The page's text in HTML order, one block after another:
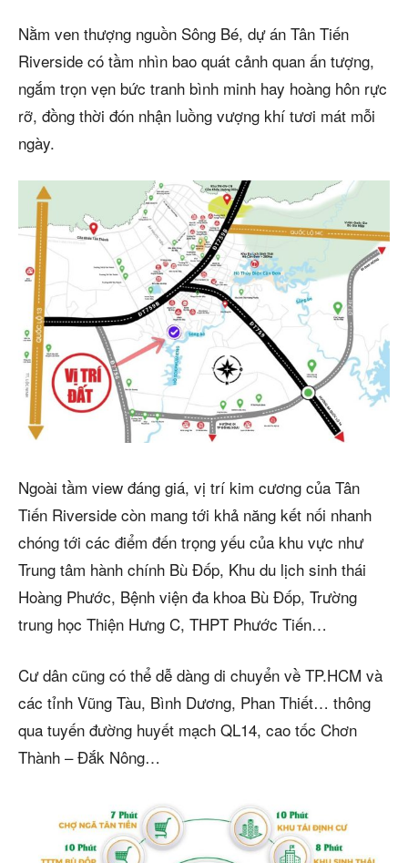
Nằm ven thượng nguồn Sông Bé, dự án Tân Tiến
Riverside có tầm nhìn bao quát cảnh quan ấn tượng,
ngắm trọn vẹn bức tranh bình minh hay hoàng hôn rực
rỡ, đồng thời đón nhận luồng vượng khí tươi mát mỗi
ngày.
Ngoài tầm view đáng giá, vị trí kim cương của Tân
Tiến Riverside còn mang tới khả năng kết nối nhanh
chóng tới các điểm đến trọng yếu của khu vực như
Trung tâm hành chính Bù Đốp, Khu du lịch sinh thái
Hoàng Phước, Bệnh viện đa khoa Bù Đốp, Trường
trung học Thiện Hưng C, THPT Phước Tiến…
Cư dân cũng có thể dễ dàng di chuyển về TP.HCM và
các tỉnh Vũng Tàu, Bình Dương, Phan Thiết… thông
qua tuyến đường huyết mạch QL14, cao tốc Chơn
Thành – Đắk Nông…